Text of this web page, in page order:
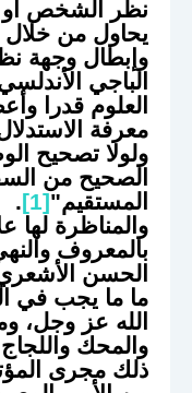
نظر الشخص أو
يحاول من خلال
وإبطال وجهة
الباجي
العلوم قدرا
معرفة
ولولا تصحيح
الصحيح من
المستقيم"[1]
.
والمناظرة لها
بالمعروف
الحسن
ما ما يجب في
الله عز وجل،
والمحك
ذلك مجرى